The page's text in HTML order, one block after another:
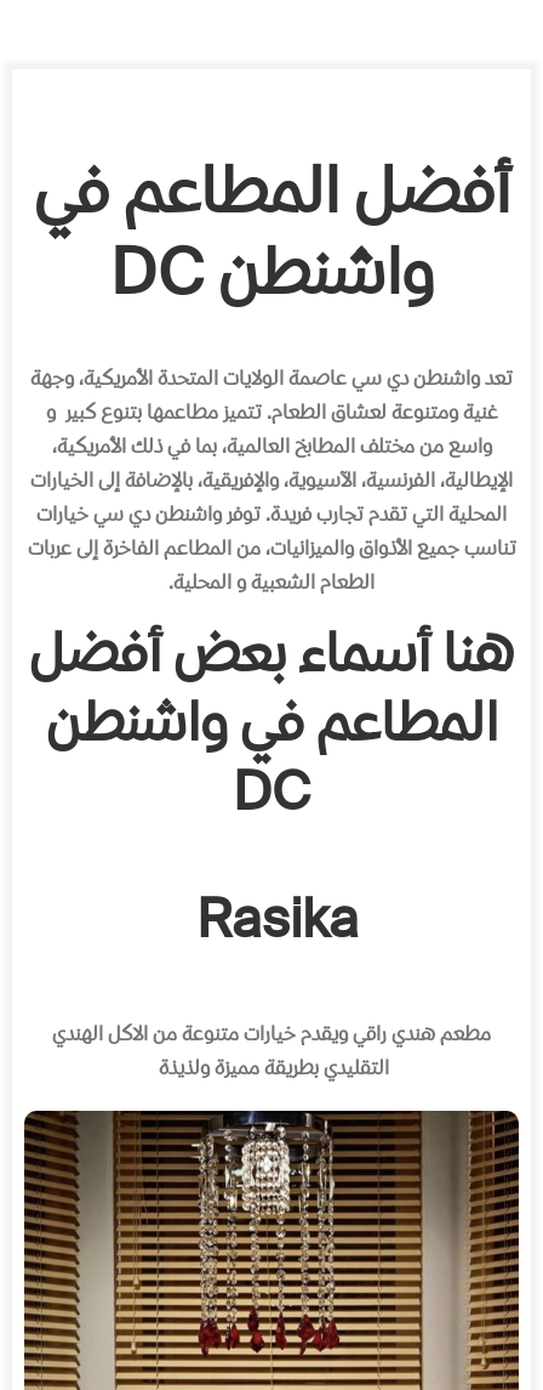
أفضل المطاعم في
واشنطن DC
تعد واشنطن دي سي عاصمة الولايات المتحدة الأمريكية، وجهة
غنية ومتنوعة لعشاق الطعام. تتميز مطاعمها بتنوع كبير و
واسع من مختلف المطابخ العالمية، بما في ذلك الأمريكية،
الإيطالية، الفرنسية، الآسيوية، والإفريقية، بالإضافة إلى الخيارات
المحلية التي تقدم تجارب فريدة. توفر واشنطن دي سي خيارات
تناسب جميع الأذواق والميزانيات، من المطاعم الفاخرة إلى عربات
الطعام الشعبية و المحلية.
هنا أسماء بعض أفضل
المطاعم في واشنطن
DC
Rasika
مطعم هندي راقي ويقدم خيارات متنوعة من الاكل الهندي
التقليدي بطريقة مميزة ولذيذة